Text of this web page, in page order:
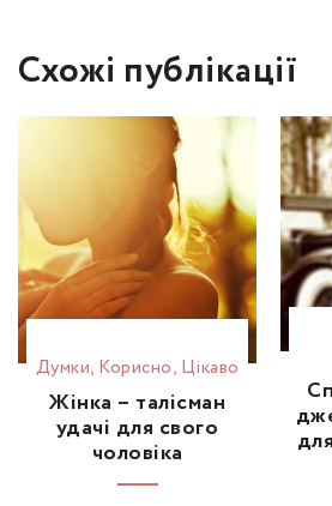
Схожі публікації
Думки, Корисно, Цікаво
Жінка – талісман
удачі для свого
чоловіка